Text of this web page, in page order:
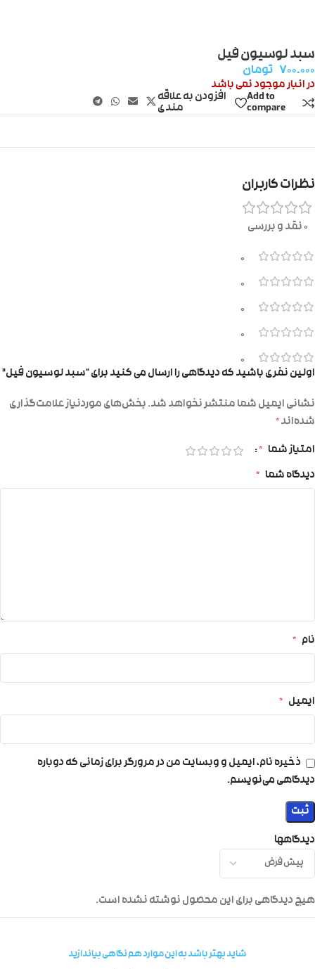
سبد لوسیون فیل
۷۰۰.۰۰۰ تومان
در انبار موجود نمی باشد
Add to
compare
افزودن به علاقه
مندی
نظرات کاربران
0 نقد و بررسی
0
0
0
0
0
دیدگاهها
هیچ دیدگاهی برای این محصول نوشته نشده است.
اولین نفری باشید که دیدگاهی را ارسال می کنید برای “سبد لوسیون فیل”
نشانی ایمیل شما منتشر نخواهد شد.بخش‌های موردنیاز علامت‌گذاری
شده‌اند*
امتیاز شما *
دیدگاه شما *
نام *
ایمیل *
ذخیره نام، ایمیل و وبسایت من در مرورگر برای زمانی که دوباره
دیدگاهی می‌نویسم.
شاید بهتر باشد به این موارد هم نگاهی بیاندازید